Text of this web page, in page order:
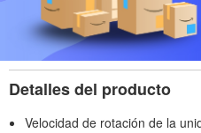
Detalles del producto
Velocidad de rotación de la